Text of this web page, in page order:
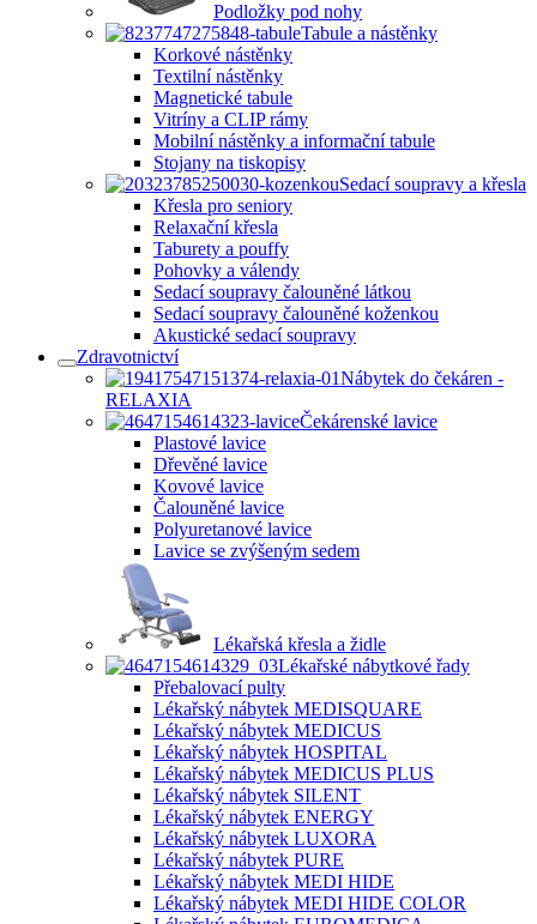
Podložky pod nohy
Tabule a nástěnky
Korkové nástěnky
Textilní nástěnky
Magnetické tabule
Vitríny a CLIP rámy
Mobilní nástěnky a informační tabule
Stojany na tiskopisy
Sedací soupravy a křesla
Křesla pro seniory
Relaxační křesla
Taburety a pouffy
Pohovky a válendy
Sedací soupravy čalouněné látkou
Sedací soupravy čalouněné koženkou
Akustické sedací soupravy
Zdravotnictví
Nábytek do čekáren -
RELAXIA
Čekárenské lavice
Plastové lavice
Dřevěné lavice
Kovové lavice
Čalouněné lavice
Polyuretanové lavice
Lavice se zvýšeným sedem
Lékařská křesla a židle
Lékařské nábytkové řady
Přebalovací pulty
Lékařský nábytek MEDISQUARE
Lékařský nábytek MEDICUS
Lékařský nábytek HOSPITAL
Lékařský nábytek MEDICUS PLUS
Lékařský nábytek SILENT
Lékařský nábytek ENERGY
Lékařský nábytek LUXORA
Lékařský nábytek PURE
Lékařský nábytek MEDI HIDE
Lékařský nábytek MEDI HIDE COLOR